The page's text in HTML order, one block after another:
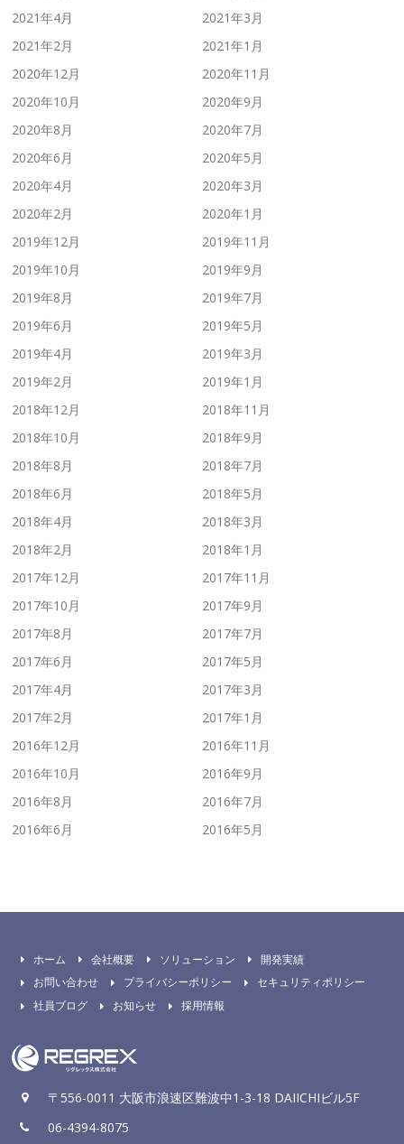
2021年4月
2021年3月
2021年2月
2021年1月
2020年12月
2020年11月
2020年10月
2020年9月
2020年8月
2020年7月
2020年6月
2020年5月
2020年4月
2020年3月
2020年2月
2020年1月
2019年12月
2019年11月
2019年10月
2019年9月
2019年8月
2019年7月
2019年6月
2019年5月
2019年4月
2019年3月
2019年2月
2019年1月
2018年12月
2018年11月
2018年10月
2018年9月
2018年8月
2018年7月
2018年6月
2018年5月
2018年4月
2018年3月
2018年2月
2018年1月
2017年12月
2017年11月
2017年10月
2017年9月
2017年8月
2017年7月
2017年6月
2017年5月
2017年4月
2017年3月
2017年2月
2017年1月
2016年12月
2016年11月
2016年10月
2016年9月
2016年8月
2016年7月
2016年6月
2016年5月
ホーム 会社概要 ソリューション
開発実績
お問い合わせ
プライバシーポリシー
セキュリティポリシー
社員ブログ
お知らせ 採用情報
〒556-0011 大阪市浪速区難波中1-3-18 DAIICHIビル5F
06-4394-8075